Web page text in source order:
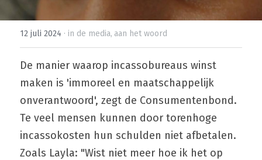
12 juli 2024 · in de media, aan het woord
De manier waarop incassobureaus winst
maken is 'immoreel en maatschappelijk
onverantwoord', zegt de Consumentenbond.
Te veel mensen kunnen door torenhoge
incassokosten hun schulden niet afbetalen.
Zoals Layla: "Wist niet meer hoe ik het op